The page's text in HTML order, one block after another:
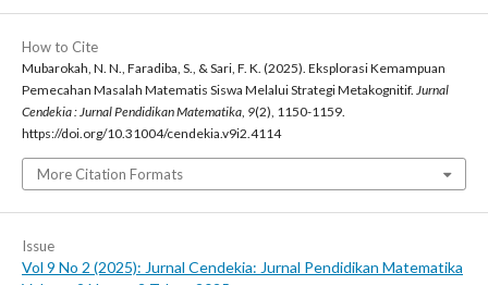
How to Cite
Mubarokah, N. N., Faradiba, S., & Sari, F. K. (2025). Eksplorasi Kemampuan
Pemecahan Masalah Matematis Siswa Melalui Strategi Metakognitif. Jurnal
Cendekia : Jurnal Pendidikan Matematika, 9(2), 1150-1159.
https://doi.org/10.31004/cendekia.v9i2.4114
More Citation Formats
Issue
Vol 9 No 2 (2025): Jurnal Cendekia: Jurnal Pendidikan Matematika